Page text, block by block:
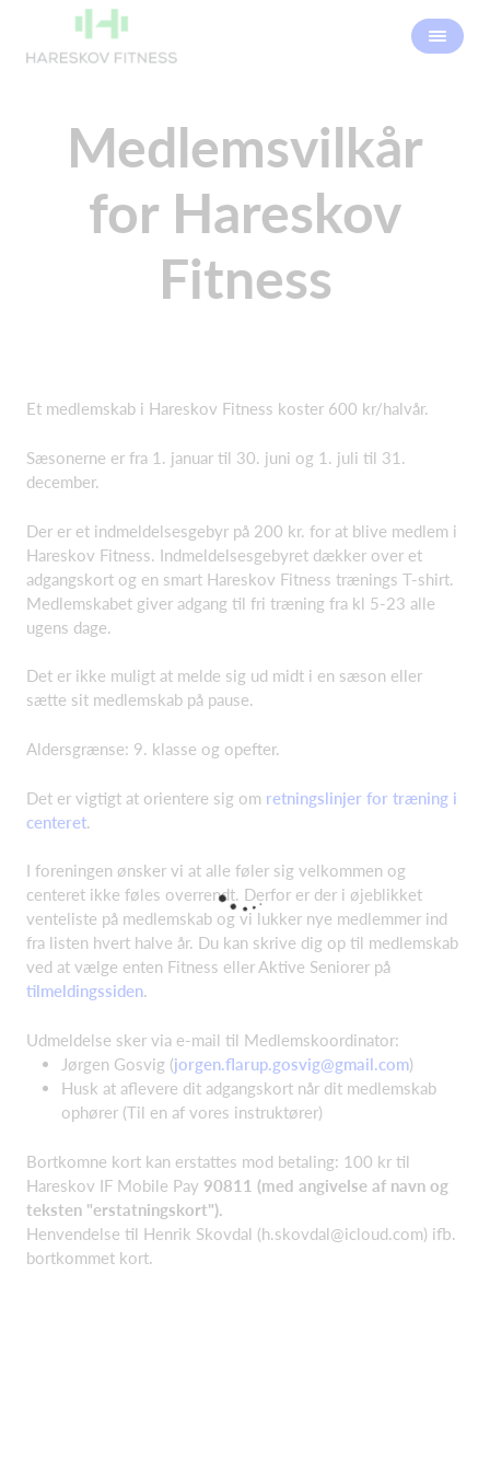
Medlemsvilkår
for Hareskov
Fitness
Et medlemskab i Hareskov Fitness koster 600 kr/halvår.
Sæsonerne er fra 1. januar til 30. juni og 1. juli til 31.
december.
Der er et indmeldelsesgebyr på 200 kr. for at blive medlem i
Hareskov Fitness. Indmeldelsesgebyret dækker over et
adgangskort og en smart Hareskov Fitness trænings T-shirt.
Medlemskabet giver adgang til fri træning fra kl 5-23 alle
ugens dage.
Det er ikke muligt at melde sig ud midt i en sæson eller
sætte sit medlemskab på pause.
Aldersgrænse: 9. klasse og opefter.
Det er vigtigt at orientere sig om retningslinjer for træning i
centeret
I foreningen ønsker vi at alle føler sig velkommen og
centeret ikke føles overrendt. Derfor er der i øjeblikket
venteliste på medlemskab og vi lukker nye medlemmer ind
fra listen hvert halve år. Du kan skrive dig op til medlemskab
ved at vælge enten Fitness eller Aktive Seniorer på
tilmeldingssiden.
Udmeldelse sker via e-mail til Medlemskoordinator:
Jørgen Gosvig (jorgen.flarup.gosvig@gmail.com)
Husk at aflevere dit adgangskort når dit medlemskab
ophører (Til en af vores instruktører)
Bortkomne kort kan erstattes mod betaling: 100 kr til
Hareskov IF Mobile Pay 90811 (med angivelse af navn og
teksten "erstatningskort").
Henvendelse til Henrik Skovdal (h.skovdal@icloud.com) ifb.
bortkommet kort.